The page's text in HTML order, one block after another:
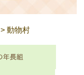
> 動物村